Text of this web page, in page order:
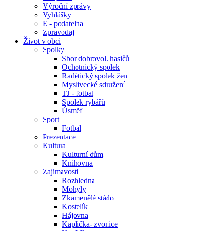
Výroční zprávy
Vyhlášky
E - podatelna
Zpravodaj
Život v obci
Spolky
Sbor dobrovol. hasičů
Ochotnický spolek
Radětický spolek žen
Myslivecké sdružení
TJ - fotbal
Spolek rybářů
Úsměf
Sport
Fotbal
Prezentace
Kultura
Kulturní dům
Knihovna
Zajímavosti
Rozhledna
Mohyly
Zkamenělé stádo
Kostelík
Hájovna
Kaplička- zvonice